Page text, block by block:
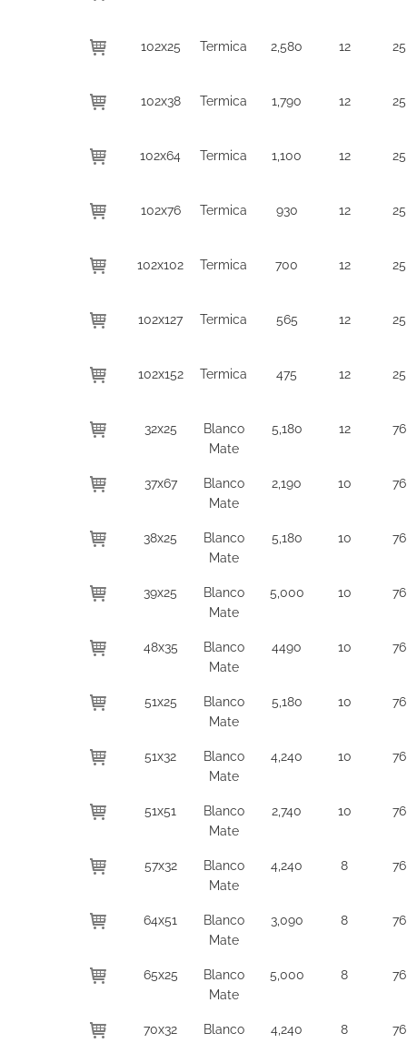
102x25 Termica 2,580 12 25
102x38 Termica 1,790 12 25
102x64 Termica 1,100 12 25
102x76 Termica 930 12 25
102x102 Termica 700 12 25
102x127 Termica 565 12 25
102x152 Termica 475 12 25
32x25
Blanco
Mate
5,180 12 76
37x67
Blanco
Mate
2,190 10 76
38x25
Blanco
Mate
5,180 10 76
39x25
Blanco
Mate
5,000 10 76
48x35
Blanco
Mate
4490 10 76
51x25
Blanco
Mate
5,180 10 76
51x32
Blanco
Mate
4,240 10 76
51x51
Blanco
Mate
2,740 10 76
57x32
Blanco
Mate
4,240 8 76
64x51
Blanco
Mate
3,090 8 76
65x25
Blanco
Mate
5,000 8 76
70x32
Blanco
4,240 8 76